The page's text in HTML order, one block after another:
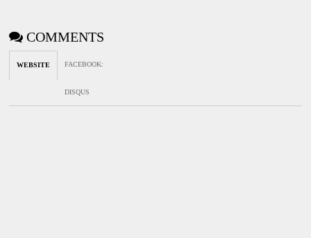
COMMENTS
WEBSITE FACEBOOK:
DISQUS